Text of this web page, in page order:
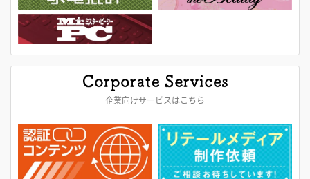
企業向けサービスはこちら